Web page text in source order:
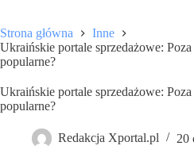
Strona główna
Inne
Ukraińskie portale sprzedażowe:
popularne?
Ukraińskie portale sprzedażowe:
popularne?
Redakcja Xportal.pl 20